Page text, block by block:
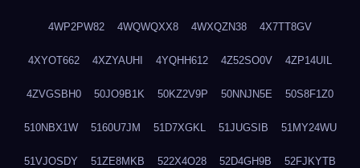
4WP2PW82 4WQWQXX8 4WXQZN38 4X7TT8GV
4XYOT662 4XZYAUHI 4YQHH612 4Z52SO0V 4ZP14UIL
4ZVGSBH0 50JO9B1K 50KZ2V9P 50NNJN5E 50S8F1Z0
510NBX1W 5160U7JM 51D7XGKL 51JUGSIB 51MY24WU
51VJOSDY 51ZE8MKB 522X4O28 52D4GH9B 52FJKYTB